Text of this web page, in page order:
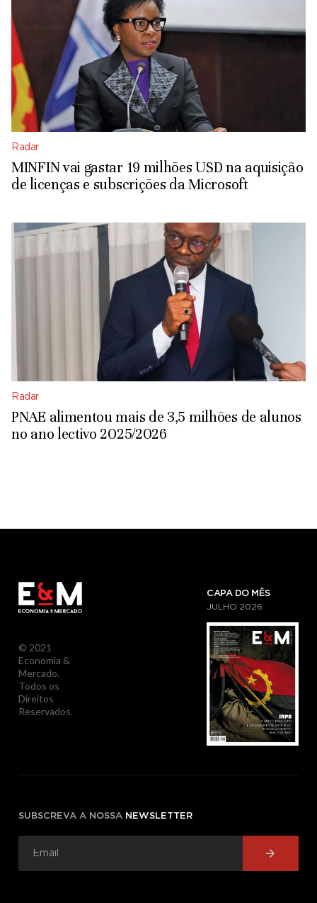
Radar
MINFIN vai gastar 19 milhões USD na aquisição
de licenças e subscrições da Microsoft
Radar
PNAE alimentou mais de 3,5 milhões de alunos
no ano lectivo 2025/2026
© 2021
Economia &
Mercado.
Todos os
Direitos
Reservados.
CAPA DO MÊS
JULHO 2026
SUBSCREVA A NOSSA NEWSLETTER